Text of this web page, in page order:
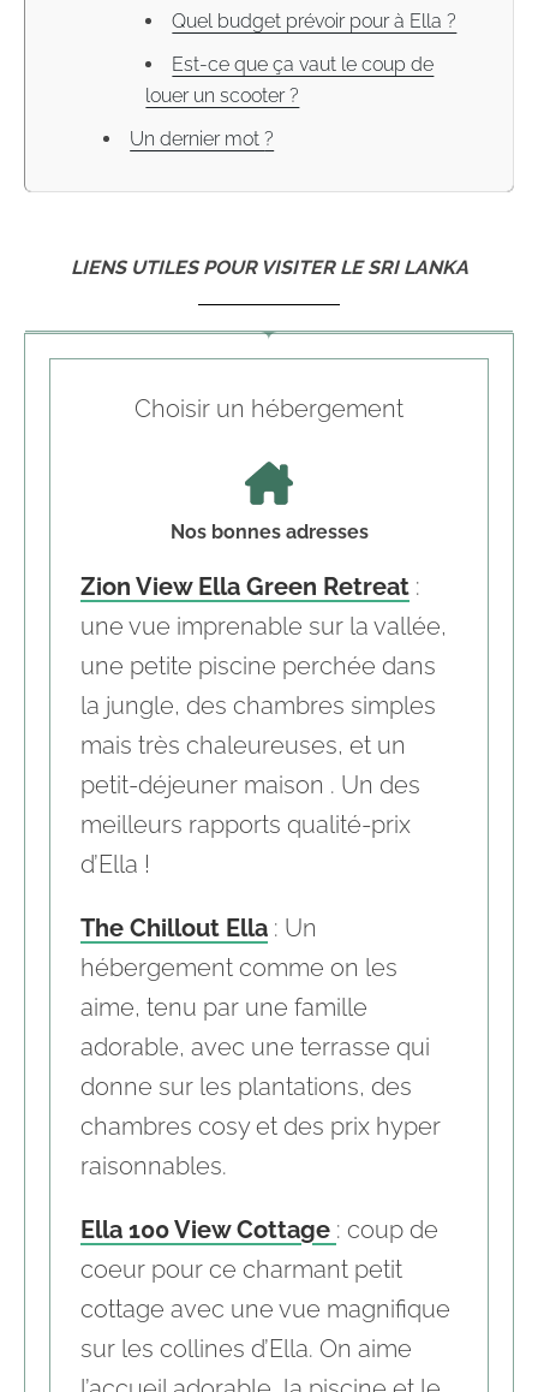
Quel budget prévoir pour à Ella ?
Est-ce que ça vaut le coup de
louer un scooter ?
Un dernier mot ?
LIENS UTILES POUR VISITER LE SRI LANKA
Choisir un hébergement
Nos bonnes adresses
Zion View Ella Green Retreat :
une vue imprenable sur la vallée,
une petite piscine perchée dans
la jungle, des chambres simples
mais très chaleureuses, et un
petit-déjeuner maison . Un des
meilleurs rapports qualité-prix
d’Ella !
The Chillout Ella : Un
hébergement comme on les
aime, tenu par une famille
adorable, avec une terrasse qui
donne sur les plantations, des
chambres cosy et des prix hyper
raisonnables.
Ella 100 View Cottage : coup de
coeur pour ce charmant petit
cottage avec une vue magnifique
sur les collines d’Ella. On aime